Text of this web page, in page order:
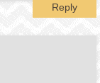
Reply